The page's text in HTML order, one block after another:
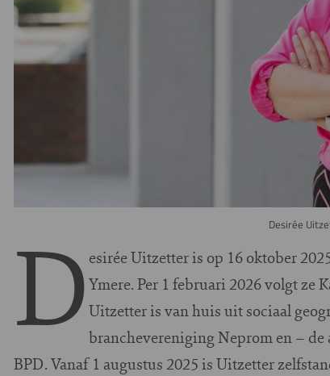
Desirée
D esirée Uitzetter is op 16 oktober
Ymere. Per 1 februari 2026 volgt ze
Uitzetter is van huis uit sociaal
branchevereniging Neprom en –
BPD. Vanaf 1 augustus 2025 is Uitzetter